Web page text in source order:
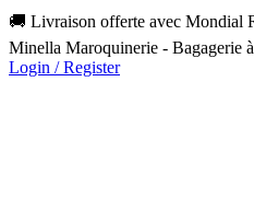
🚚 Livraison offerte avec Mondial
Minella Maroquinerie - Bagagerie
Login / Register